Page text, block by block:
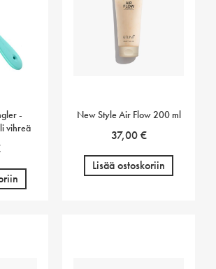
-
vihreä
New Style Air Flow 200 ml
37,00€
Lisää ostoskoriin